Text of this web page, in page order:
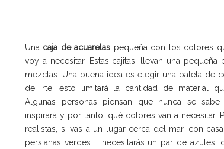
Una caja de acuarelas pequeña con los colores
voy a necesitar. Estas cajitas, llevan una pequeña
mezclas. Una buena idea es elegir una paleta de
de irte, esto limitará la cantidad de material
Algunas personas piensan que nunca se
inspirará y por tanto, qué colores van a necesitar.
realistas, si vas a un lugar cerca del mar, con
persianas verdes … necesitarás un par de azules,